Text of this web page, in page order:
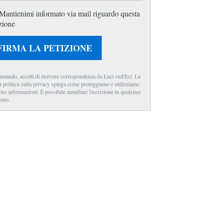
informato via mail riguardo questa
LA PETIZIONE
accetti di ricevere corrispondenza da Luci sull'Est. La
politica sulla privacy spiega come proteggiamo e utilizziamo
informazioni. È possibile annullare l'iscrizione in qualsiasi